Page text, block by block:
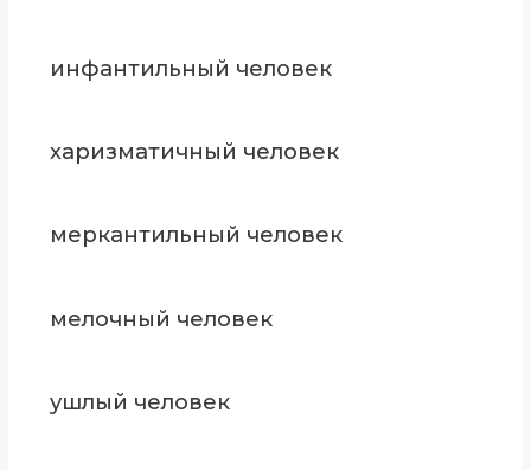
инфантильный человек
харизматичный человек
меркантильный человек
мелочный человек
ушлый человек